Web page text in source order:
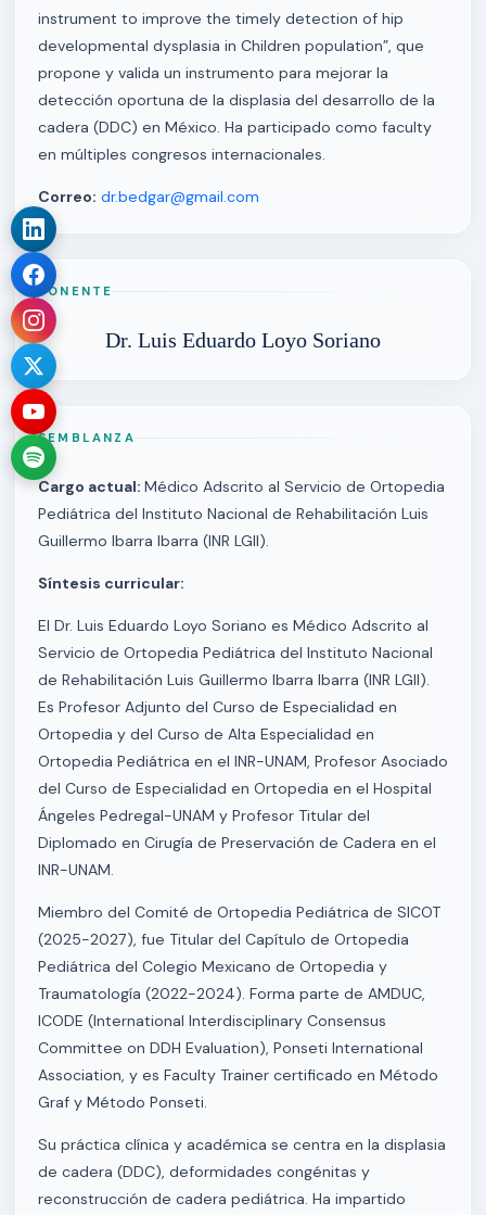
instrument to improve the timely detection of hip
developmental dysplasia in Children population”, que
propone y valida un instrumento para mejorar la
detección oportuna de la displasia del desarrollo de la
cadera (DDC) en México. Ha participado como faculty
en múltiples congresos internacionales.
Correo: dr.bedgar@gmail.com
PONENTE
Dr. Luis Eduardo Loyo Soriano
SEMBLANZA
Cargo actual: Médico Adscrito al Servicio de Ortopedia
Pediátrica del Instituto Nacional de Rehabilitación Luis
Guillermo Ibarra Ibarra (INR LGII).
Síntesis curricular:
El Dr. Luis Eduardo Loyo Soriano es Médico Adscrito al
Servicio de Ortopedia Pediátrica del Instituto Nacional
de Rehabilitación Luis Guillermo Ibarra Ibarra (INR LGII).
Es Profesor Adjunto del Curso de Especialidad en
Ortopedia y del Curso de Alta Especialidad en
Ortopedia Pediátrica en el INR-UNAM, Profesor Asociado
del Curso de Especialidad en Ortopedia en el Hospital
Ángeles Pedregal-UNAM y Profesor Titular del
Diplomado en Cirugía de Preservación de Cadera en el
INR-UNAM.
Miembro del Comité de Ortopedia Pediátrica de SICOT
(2025-2027), fue Titular del Capítulo de Ortopedia
Pediátrica del Colegio Mexicano de Ortopedia y
Traumatología (2022-2024). Forma parte de AMDUC,
ICODE (International Interdisciplinary Consensus
Committee on DDH Evaluation), Ponseti International
Association, y es Faculty Trainer certificado en Método
Graf y Método Ponseti.
Su práctica clínica y académica se centra en la displasia
de cadera (DDC), deformidades congénitas y
reconstrucción de cadera pediátrica. Ha impartido